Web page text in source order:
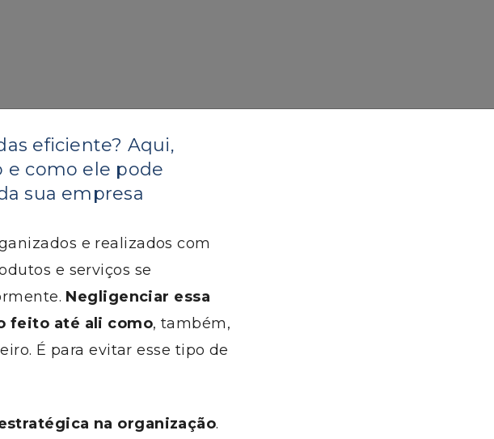
eficiente? Aqui,
e como ele pode
sua empresa
e realizados com
e serviços se
Negligenciar essa
feito até ali como, também,
É para evitar esse tipo de
na organização.